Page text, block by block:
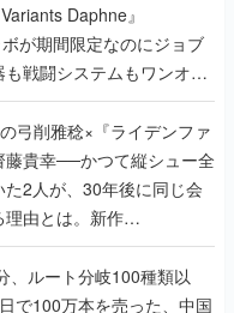
Daphne』
が期間限定なのにジョブ
も戦闘システムもワンオフ
由を両ディレクターに聞
の弓削雅稔×『ライデンファ
藤貴幸──かつて縦シュー全
2人が、30年後に同じ会
由とは。新作
』で初タッグを組
人に訊く開発秘話
、ルート分岐100種類以
で100万本を売った、中国